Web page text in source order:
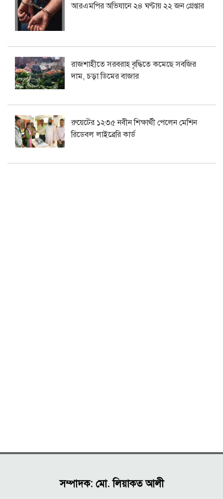
আরএমপির অভিযানে ২৪ ঘণ্টায় ২২ জন গ্রেপ্তার
রাজশাহীতে সরবরাহ বৃদ্ধিতে কমেছে সবজির
দাম, চড়া ডিমের বাজার
রুয়েটের ১২৩৫ নবীন শিক্ষার্থী পেলেন মেশিন
রিডেবল লাইব্রেরি কার্ড
সম্পাদক: মো. লিয়াকত আলী